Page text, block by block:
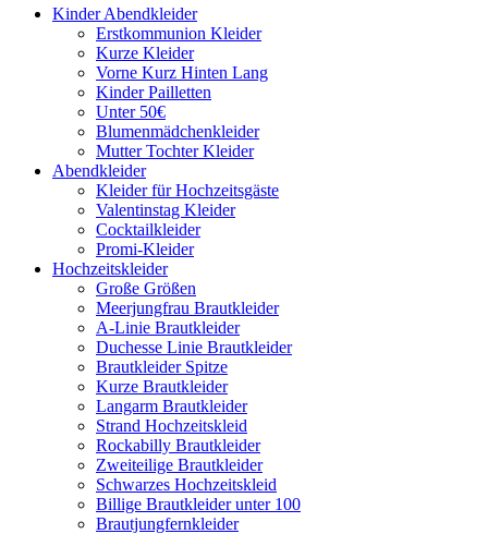
Kinder Abendkleider
Erstkommunion Kleider
Kurze Kleider
Vorne Kurz Hinten Lang
Kinder Pailletten
Unter 50€
Blumenmädchenkleider
Mutter Tochter Kleider
Abendkleider
Kleider für Hochzeitsgäste
Valentinstag Kleider
Cocktailkleider
Promi-Kleider
Hochzeitskleider
Große Größen
Meerjungfrau Brautkleider
A-Linie Brautkleider
Duchesse Linie Brautkleider
Brautkleider Spitze
Kurze Brautkleider
Langarm Brautkleider
Strand Hochzeitskleid
Rockabilly Brautkleider
Zweiteilige Brautkleider
Schwarzes Hochzeitskleid
Billige Brautkleider unter 100
Brautjungfernkleider